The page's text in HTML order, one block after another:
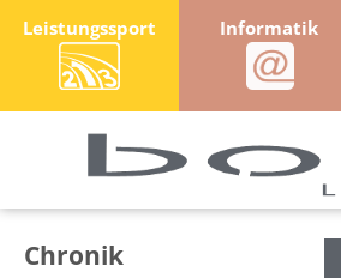
Leistungssport Informatik
Chronik